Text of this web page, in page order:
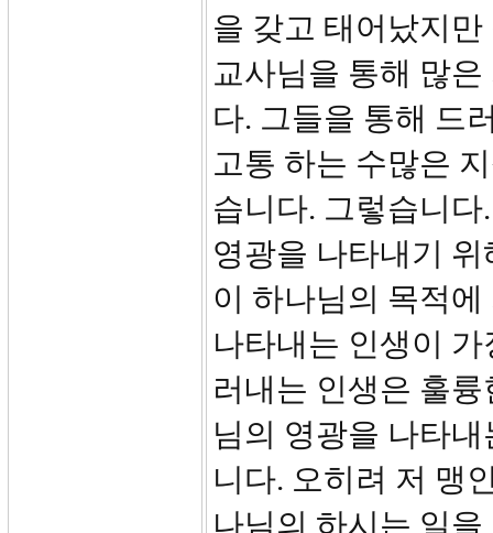
을 갖고 태어났지
교사님을 통해 많
다. 그들을 통해 드
고통 하는 수많은
습니다. 그렇습니
영광을 나타내기
이 하나님의 목적
나타내는 인생이
러내는 인생은 훌
님의 영광을 나타
니다. 오히려 저 맹
나님의 하시는 일